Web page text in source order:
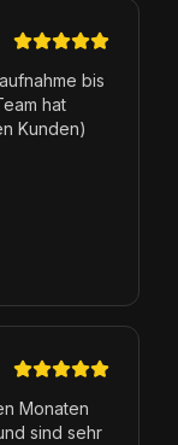
bis
hat
Kunden)
Monaten
sind sehr